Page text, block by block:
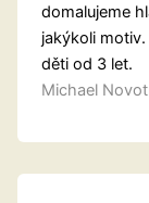
domalujeme
jakýkoli
děti od 3 let.
Michael